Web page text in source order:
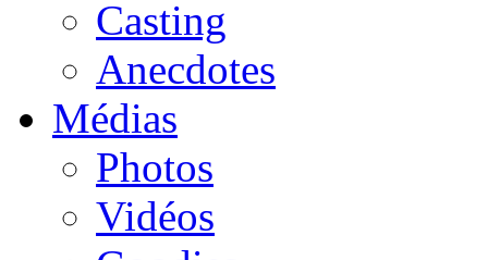
Casting
Anecdotes
Médias
Photos
Vidéos